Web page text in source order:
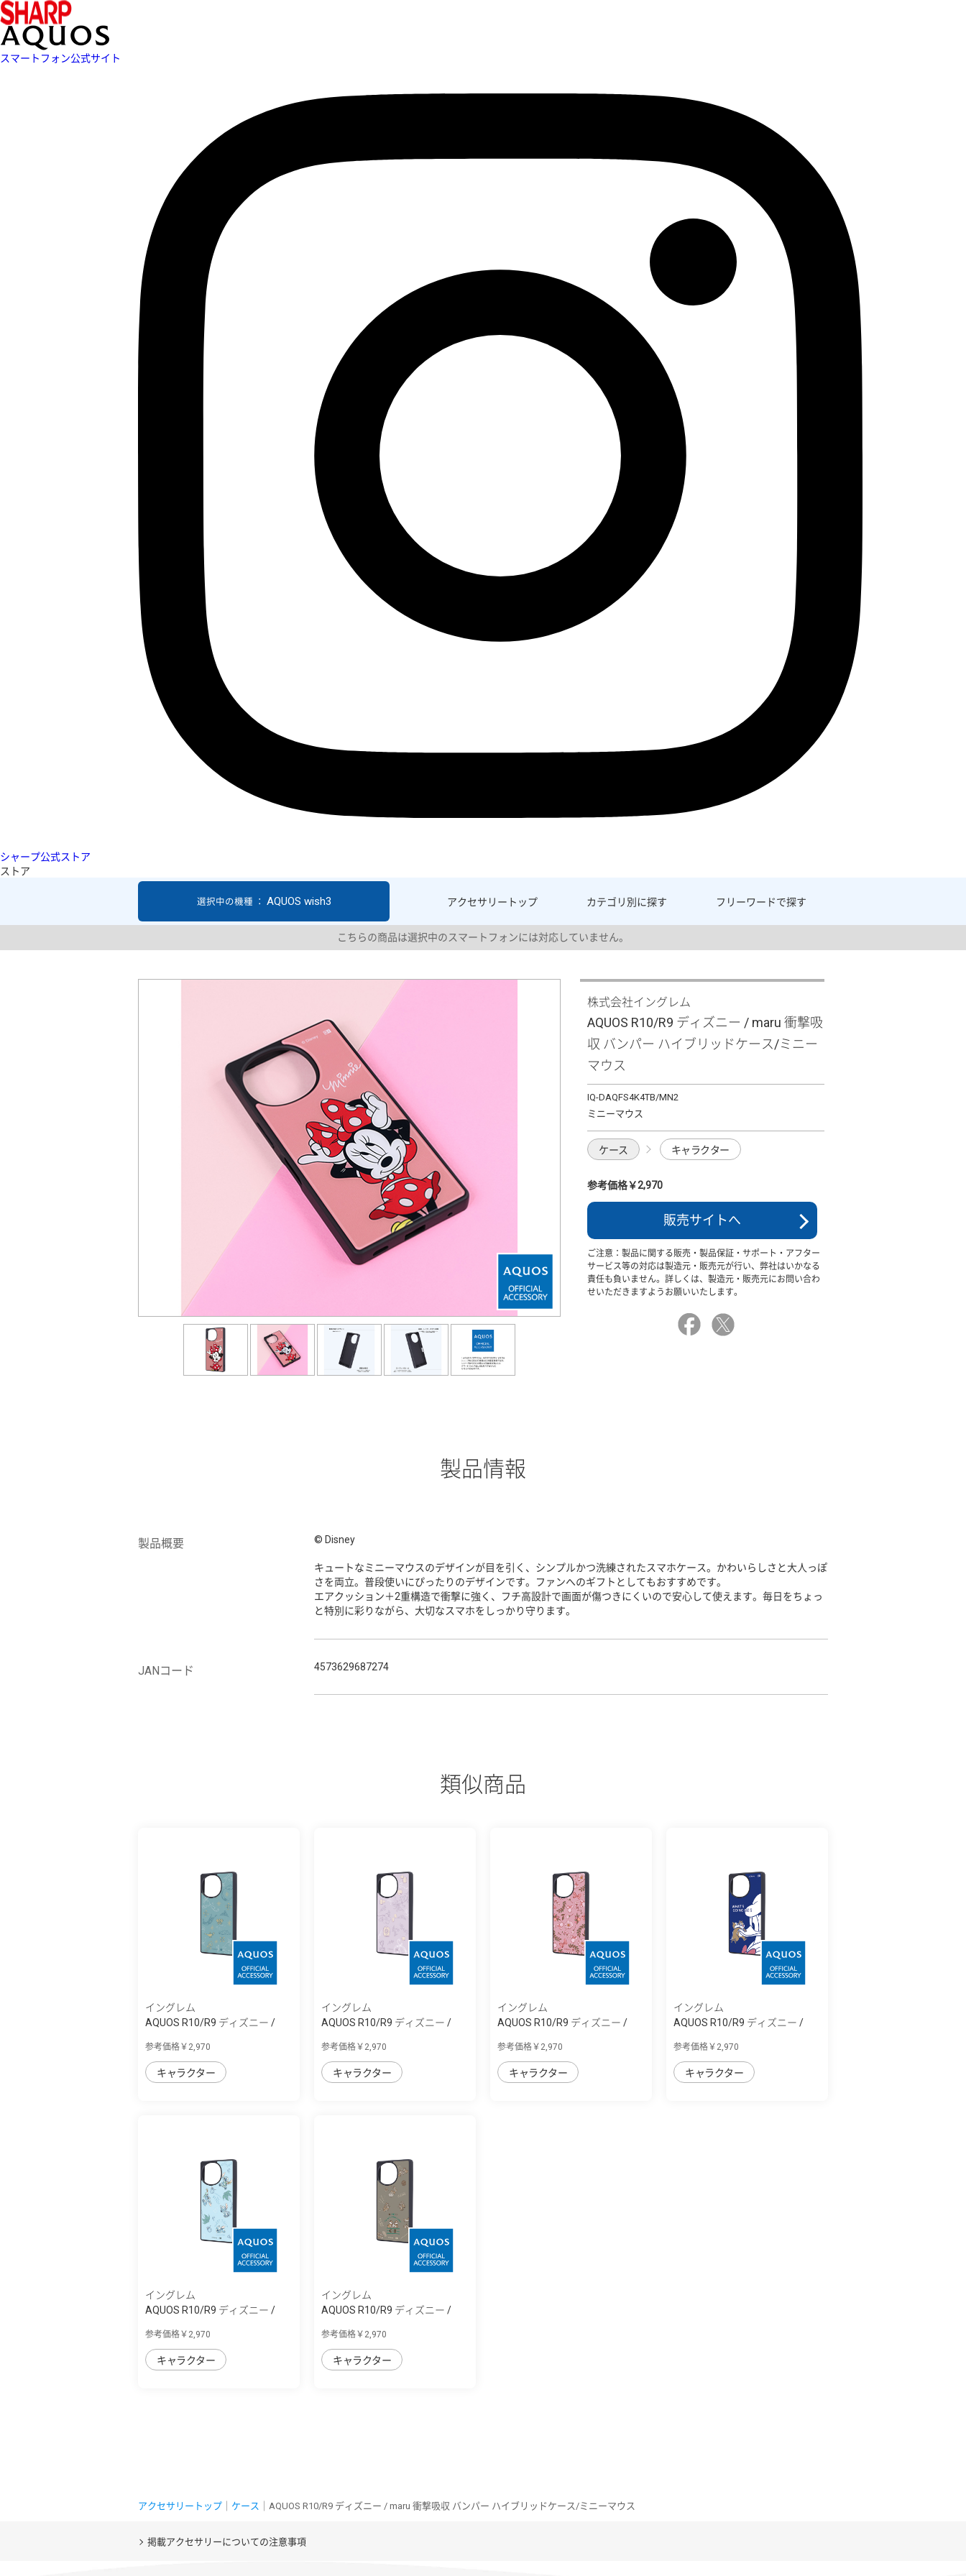
スマートフォン公式サイト
シャープ公式ストア
ストア
アクセサリー トップ カテゴリ別に探す フリーワードで探す
選択中の機種 ： AQUOS wish3
こちらの商品は選択中のスマートフォンには対応していません。
株式会社イングレム
AQUOS R10/R9 ディズニー / maru 衝撃吸
収 バンパー ハイブリッドケース/ミニー
マウス
IQ-DAQFS4K4TB/MN2
ミニーマウス
ケース キャラクター
参考価格￥2,970
販売サイトへ
ご注意：製品に関する販売・製品保証・サポート・アフター
サービス等の対応は製造元・販売元が行い、弊社はいかなる
責任も負いません。詳しくは、製造元・販売元にお問い合わ
せいただきますようお願いいたします。
製品情報
製品概要 © Disney
キュートなミニーマウスのデザインが目を引く、シンプルかつ洗練されたスマホケース。かわいらしさと大人っぽ
さを両立。普段使いにぴったりのデザインです。ファンへのギフトとしてもおすすめです。
エアクッション＋2重構造で衝撃に強く、フチ高設計で画面が傷つきにくいので安心して使えます。毎日をちょっ
と特別に彩りながら、大切なスマホをしっかり守ります。
JANコード 4573629687274
類似商品
イングレム
AQUOS R10/R9 ディズニー /
参考価格￥2,970
キャラクター
イングレム
AQUOS R10/R9 ディズニー /
参考価格￥2,970
キャラクター
イングレム
AQUOS R10/R9 ディズニー /
参考価格￥2,970
キャラクター
イングレム
AQUOS R10/R9 ディズニー /
参考価格￥2,970
キャラクター
イングレム
AQUOS R10/R9 ディズニー /
参考価格￥2,970
キャラクター
イングレム
AQUOS R10/R9 ディズニー /
参考価格￥2,970
キャラクター
アクセサリートップ ケース ｜AQUOS R10/R9 ディズニー / maru 衝撃吸収 バンパー ハイブリッドケース/ミニーマウス
掲載アクセサリーについての注意事項